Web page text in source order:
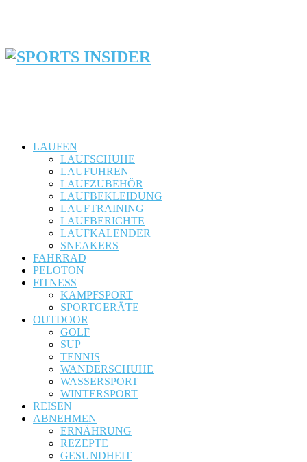
LAUFEN
LAUFSCHUHE
LAUFUHREN
LAUFZUBEHÖR
LAUFBEKLEIDUNG
LAUFTRAINING
LAUFBERICHTE
LAUFKALENDER
SNEAKERS
FAHRRAD
PELOTON
FITNESS
KAMPFSPORT
SPORTGERÄTE
OUTDOOR
GOLF
SUP
TENNIS
WANDERSCHUHE
WASSERSPORT
WINTERSPORT
REISEN
ABNEHMEN
ERNÄHRUNG
REZEPTE
GESUNDHEIT